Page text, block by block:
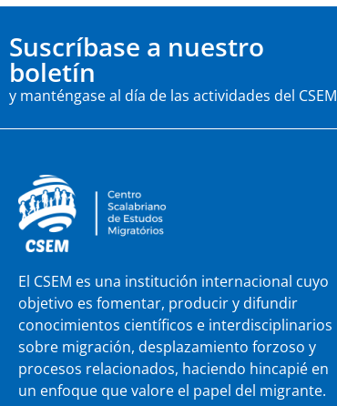
Suscríbase a nuestro
boletín
y manténgase al día de las actividades del CSEM
El CSEM es una institución internacional cuyo
objetivo es fomentar, producir y difundir
conocimientos científicos e interdisciplinarios
sobre migración, desplazamiento forzoso y
procesos relacionados, haciendo hincapié en
un enfoque que valore el papel del migrante.